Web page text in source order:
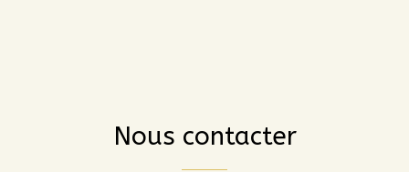
Nous contacter